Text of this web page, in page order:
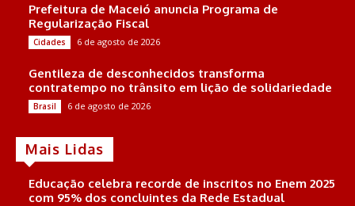
Prefeitura de Maceió anuncia Programa de
Regularização Fiscal
Cidades 6 de agosto de 2026
Gentileza de desconhecidos transforma
contratempo no trânsito em lição de solidariedade
Brasil 6 de agosto de 2026
Mais Lidas
Educação celebra recorde de inscritos no Enem 2025
com 95% dos concluintes da Rede Estadual